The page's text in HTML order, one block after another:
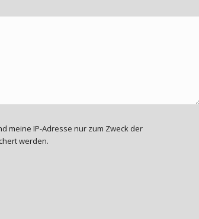
meine IP-Adresse nur zum Zweck der
werden.